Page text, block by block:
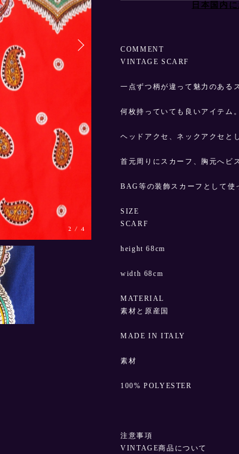
3 /4
日本国内
COMMENT
VINTAGE SCARF
一点ずつ柄が違って魅力のある
何枚持っていても良いアイテム。
ヘッドアクセ、ネックアクセと
首元周りにスカーフ、胸元へビ
BAG等の装飾スカーフとして使
SIZE
SCARF
height 68cm
width 68cm
MATERIAL
素材と原産国
MADE IN ITALY
素材
100% POLYESTER
注意事項
VINTAGE商品について